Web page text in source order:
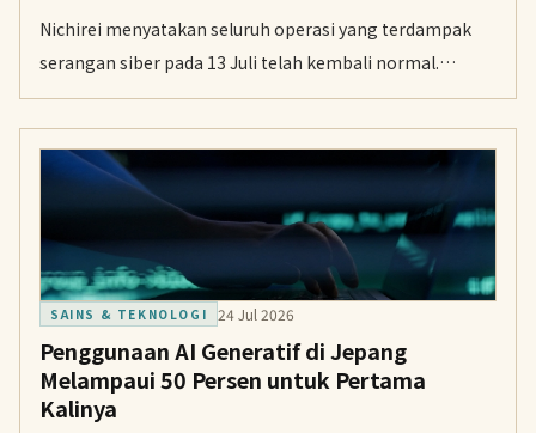
Nichirei menyatakan seluruh operasi yang terdampak
serangan siber pada 13 Juli telah kembali normal.
Pemulihan dinilai relatif cepat berkat data cadangan
yang aman.
SAINS & TEKNOLOGI 24 Jul 2026
Penggunaan AI Generatif di Jepang
Melampaui 50 Persen untuk Pertama
Kalinya